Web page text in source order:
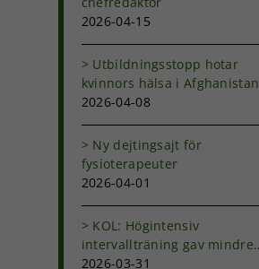
2026-04-15
Utbildningsstopp hotar
kvinnors hälsa i Afghanistan
2026-04-08
Ny dejtingsajt för
fysioterapeuter
2026-04-01
KOL: Högintensiv
intervallträning gav mindre
andfåddhet
2026-03-31